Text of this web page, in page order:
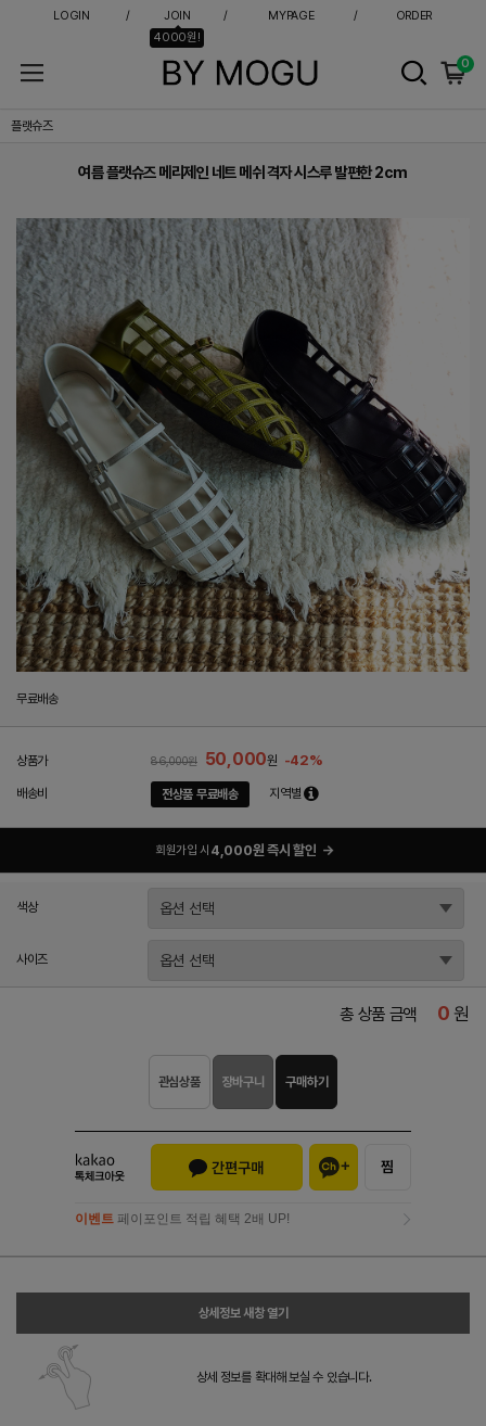
LOGIN
JOIN
4000원!
MYPAGE ORDER
0
여름 플랫슈즈 메리제인 네트 메쉬 격자 시스루 발편한 2cm
플랫슈즈
여름 플랫슈즈 메리제인 네트 메쉬 격자 시스루 발편한 2cm
무료배송
상품가 86,000원 50,000원 -42%
배송비 전상품 무료배송 지역별
회원가입 시 4,000원 즉시 할인 →
색상
사이즈
총 상품 금액 0 원
관심상품 장바구니 구매하기
이벤트 페이포인트 적립 혜택 2배 UP!
이벤트페이포인트 적립 혜택 2배 UP!
상세정보 새창 열기
상세 정보를 확대해 보실 수 있습니다.